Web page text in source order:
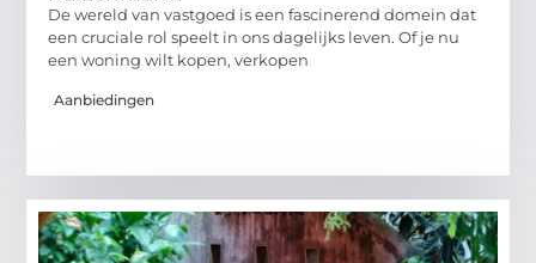
De wereld van vastgoed is een fascinerend domein dat
een cruciale rol speelt in ons dagelijks leven. Of je nu
een woning wilt kopen, verkopen
Aanbiedingen